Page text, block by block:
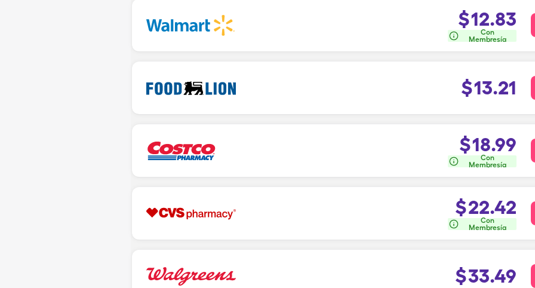
$12.83
Con
Membresía
$13.21
$18.99
Con
Membresía
$22.42
Con
Membresía
$33.49